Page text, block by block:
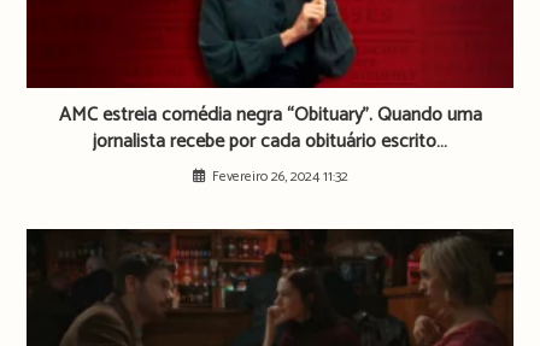
AMC estreia comédia negra “Obituary”. Quando uma
jornalista recebe por cada obituário escrito…
Fevereiro 26, 2024 11:32